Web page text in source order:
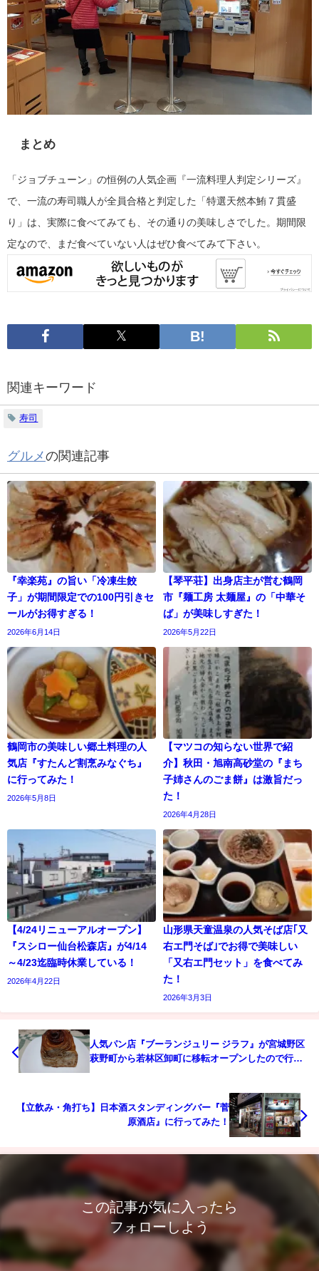
まとめ
「ジョブチューン」の恒例の人気企画『一流料理人判定シリーズ』
で、一流の寿司職人が全員合格と判定した「特選天然本鮪７貫盛
り」は、実際に食べてみても、その通りの美味しさでした。期間限
定なので、まだ食べていない人はぜひ食べてみて下さい。
関連キーワード
寿司
グルメの関連記事
『幸楽苑』の旨い「冷凍生餃
子」が期間限定での100円引きセ
ールがお得すぎる！
2026年6月14日
【琴平荘】出身店主が営む鶴岡
市『麺工房 太麺屋』の「中華そ
ば」が美味しすぎた！
2026年5月22日
鶴岡市の美味しい郷土料理の人
気店『すたんど割烹みなぐち』
に行ってみた！
2026年5月8日
【マツコの知らない世界で紹
介】秋田・旭南高砂堂の『まち
子姉さんのごま餅』は激旨だっ
た！
2026年4月28日
【4/24リニューアルオープン】
『スシロー仙台松森店』が4/14
～4/23迄臨時休業している！
2026年4月22日
山形県天童温泉の人気そば店｢又
右エ門そば｣でお得で美味しい
「又右エ門セット」を食べてみ
た！
2026年3月3日
人気パン店『ブーランジュリー ジラフ』が宮城野区
萩野町から若林区卸町に移転オープンしたので行っ
【立飲み・角打ち】日本酒スタンディングバー『菅
原酒店』に行ってみた！
この記事が気に入ったら
フォローしよう